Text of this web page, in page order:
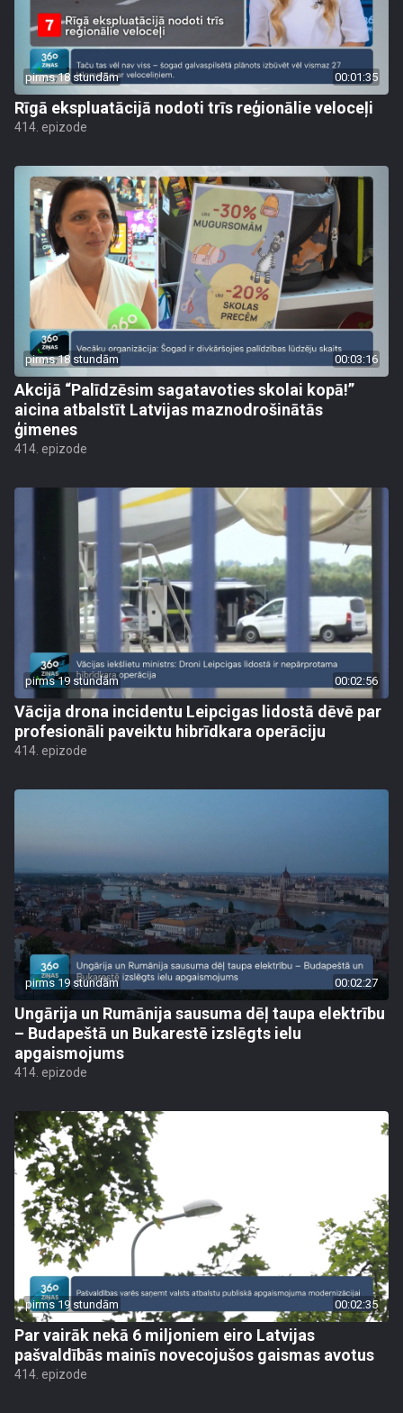
pirms 18 stundām 00:01:35
Rīgā ekspluatācijā nodoti trīs reģionālie veloceļi
414. epizode
pirms 18 stundām 00:03:16
Akcijā “Palīdzēsim sagatavoties skolai kopā!”
aicina atbalstīt Latvijas maznodrošinātās
ģimenes
414. epizode
pirms 19 stundām 00:02:56
Vācija drona incidentu Leipcigas lidostā dēvē par
profesionāli paveiktu hibrīdkara operāciju
414. epizode
pirms 19 stundām 00:02:27
Ungārija un Rumānija sausuma dēļ taupa elektrību
– Budapeštā un Bukarestē izslēgts ielu
apgaismojums
414. epizode
pirms 19 stundām 00:02:35
Par vairāk nekā 6 miljoniem eiro Latvijas
pašvaldībās mainīs novecojušos gaismas avotus
414. epizode